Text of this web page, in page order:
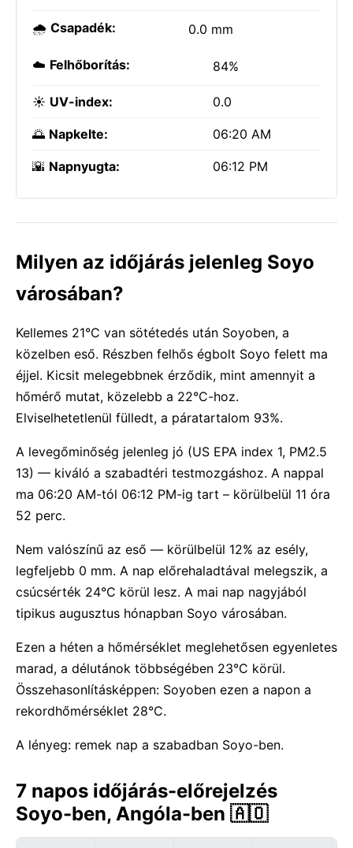
🌧️ Csapadék: 0.0 mm
☁️ Felhőborítás: 84%
☀️ UV-index: 0.0
🌅 Napkelte: 06:20 AM
🌇 Napnyugta: 06:12 PM
Milyen az időjárás jelenleg Soyo
városában?
Kellemes 21°C van sötétedés után Soyoben, a
közelben eső. Részben felhős égbolt Soyo felett ma
éjjel. Kicsit melegebbnek érződik, mint amennyit a
hőmérő mutat, közelebb a 22°C-hoz.
Elviselhetetlenül fülledt, a páratartalom 93%.
A levegőminőség jelenleg jó (US EPA index 1, PM2.5
13) — kiváló a szabadtéri testmozgáshoz. A nappal
ma 06:20 AM-tól 06:12 PM-ig tart – körülbelül 11 óra
52 perc.
Nem valószínű az eső — körülbelül 12% az esély,
legfeljebb 0 mm. A nap előrehaladtával melegszik, a
csúcsérték 24°C körül lesz. A mai nap nagyjából
tipikus augusztus hónapban Soyo városában.
Ezen a héten a hőmérséklet meglehetősen egyenletes
marad, a délutánok többségében 23°C körül.
Összehasonlításképpen: Soyoben ezen a napon a
rekordhőmérséklet 28°C.
A lényeg: remek nap a szabadban Soyo-ben.
7 napos időjárás-előrejelzés
Soyo-ben, Angóla-ben 🇦🇴